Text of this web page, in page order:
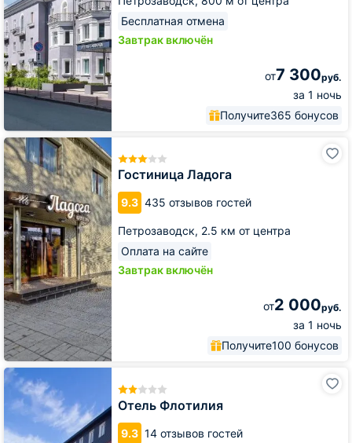
Бесплатная отмена
Завтрак включён
от7 300руб.
за 1 ночь
Получите365 бонусов
Гостиница Ладога
9.3 435 отзывов гостей
Петрозаводск, 2.5 км от центра
Оплата на сайте
Завтрак включён
от2 000руб.
за 1 ночь
Получите100 бонусов
Гостиница
Ладога
Отель Флотилия
9.3 14 отзывов гостей
Отель
Флотилия